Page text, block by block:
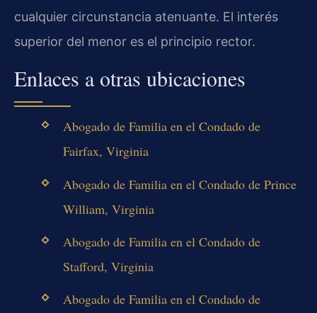
cualquier circunstancia atenuante. El interés
superior del menor es el principio rector.
Enlaces a otras ubicaciones
Abogado de Familia en el Condado de
Fairfax, Virginia
Abogado de Familia en el Condado de Prince
William, Virginia
Abogado de Familia en el Condado de
Stafford, Virginia
Abogado de Familia en el Condado de